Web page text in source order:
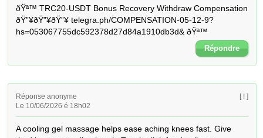
ðŸª™ TRC20-USDT Bonus Recovery Withdraw Compensation
ðŸ”¥ðŸ”¥ðŸ”¥ telegra.ph/COMPENSATION-05-12-9?
hs=053067755dc592378d27d84a1910db3d& ðŸª™
Répondre
Réponse anonyme
Le 10/06/2026 é 18h02
[ ! ]
A cooling gel massage helps ease aching knees fast. Give